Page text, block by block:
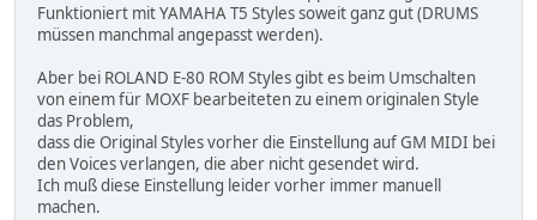
Funktioniert mit YAMAHA T5 Styles soweit ganz gut (DRUMS
müssen manchmal angepasst werden).
Aber bei ROLAND E-80 ROM Styles gibt es beim Umschalten
von einem für MOXF bearbeiteten zu einem originalen Style
das Problem,
dass die Original Styles vorher die Einstellung auf GM MIDI bei
den Voices verlangen, die aber nicht gesendet wird.
Ich muß diese Einstellung leider vorher immer manuell
machen.